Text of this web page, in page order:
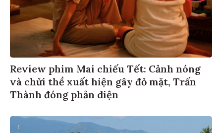
Review phim Mai chiếu Tết: Cảnh nóng
và chửi thề xuất hiện gây đỏ mặt, Trấn
Thành đóng phản diện